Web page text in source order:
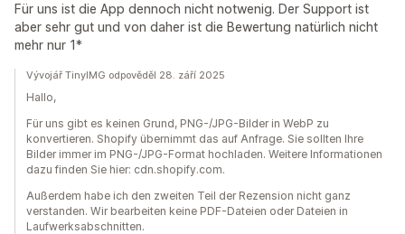
Für uns ist die App dennoch nicht notwenig. Der Support ist
aber sehr gut und von daher ist die Bewertung natürlich nicht
mehr nur 1*
Vývojář TinyIMG odpověděl 28. září 2025
Hallo,
Für uns gibt es keinen Grund, PNG-/JPG-Bilder in WebP zu
konvertieren. Shopify übernimmt das auf Anfrage. Sie sollten Ihre
Bilder immer im PNG-/JPG-Format hochladen. Weitere Informationen
dazu finden Sie hier: cdn.shopify.com.
Außerdem habe ich den zweiten Teil der Rezension nicht ganz
verstanden. Wir bearbeiten keine PDF-Dateien oder Dateien in
Laufwerksabschnitten.